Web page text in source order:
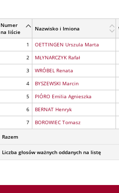
Numer
na liście
Nazwisko i Imiona
1 OETTINGEN Urszula Marta
2
MŁYNARCZYK Rafał
3
WRÓBEL Renata
4
BYSZEWSKI Marcin
5
PIÓRO Emilia Agnieszka
6
BERNAT Henryk
7
BOROWIEC Tomasz
Razem
Liczba głosów ważnych oddanych na listę